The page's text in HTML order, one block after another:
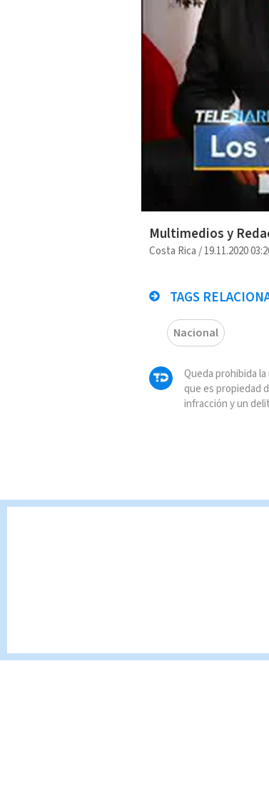
Multimedios y
Costa Rica /19.11.2020
TAGS
Nacional
Queda prohibida
que es propiedad
infracción y un